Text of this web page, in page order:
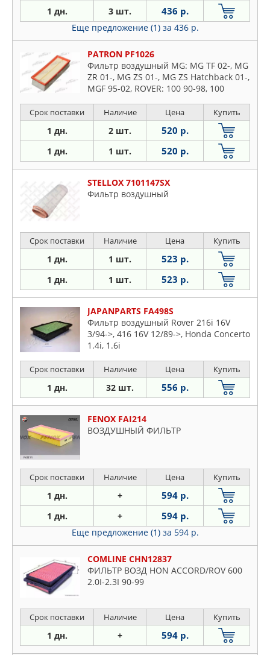
1 дн. 3 шт. 436 р.
Еще предложение (1) за 436 р.
PATRON PF1026
Фильтр воздушный MG: MG TF 02-, MG
ZR 01-, MG ZS 01-, MG ZS Hatchback 01-,
MGF 95-02, ROVER: 100 90-98, 100
Срок поставки Наличие Цена Купить
1 дн. 2 шт. 520 р.
1 дн. 1 шт. 520 р.
STELLOX 7101147SX
Фильтр воздушный
Срок поставки Наличие Цена Купить
1 дн. 1 шт. 523 р.
1 дн. 1 шт. 523 р.
JAPANPARTS FA498S
Фильтр воздушный Rover 216i 16V
3/94->, 416 16V 12/89->, Honda Concerto
1.4i, 1.6i
Срок поставки Наличие Цена Купить
1 дн. 32 шт. 556 р.
FENOX FAI214
ВОЗДУШНЫЙ ФИЛЬТР
Срок поставки Наличие Цена Купить
1 дн. + 594 р.
1 дн. + 594 р.
Еще предложение (1) за 594 р.
COMLINE CHN12837
ФИЛЬТР ВОЗД HON ACCORD/ROV 600
2.0I-2.3I 90-99
Срок поставки Наличие Цена Купить
1 дн. + 594 р.